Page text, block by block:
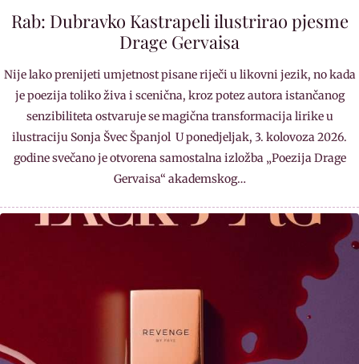
Rab: Dubravko Kastrapeli ilustrirao pjesme
Drage Gervaisa
Nije lako prenijeti umjetnost pisane riječi u likovni jezik, no kada
je poezija toliko živa i scenična, kroz potez autora istančanog
senzibiliteta ostvaruje se magična transformacija lirike u
ilustraciju Sonja Švec Španjol U ponedjeljak, 3. kolovoza 2026.
godine svečano je otvorena samostalna izložba „Poezija Drage
Gervaisa“ akademskog…